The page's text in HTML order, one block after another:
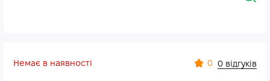
Немає в наявності 0 0 відгуків